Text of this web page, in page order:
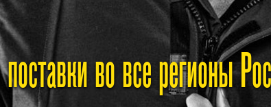
во все регионы